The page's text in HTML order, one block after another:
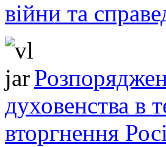
війни та
духовенства в
вторгнення